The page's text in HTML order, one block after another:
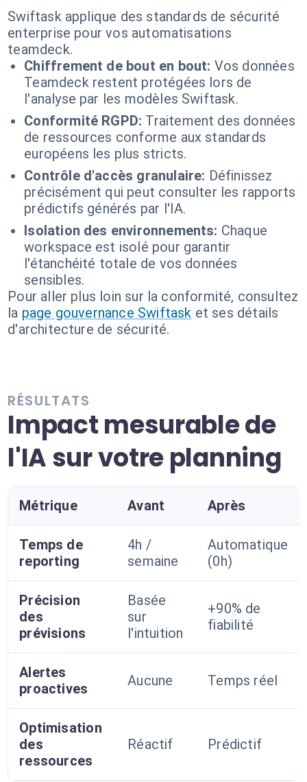
Swiftask applique des standards de sécurité
enterprise pour vos automatisations
teamdeck.
Chiffrement de bout en bout: Vos données
Teamdeck restent protégées lors de
l'analyse par les modèles Swiftask.
Conformité RGPD: Traitement des données
de ressources conforme aux standards
européens les plus stricts.
Contrôle d'accès granulaire: Définissez
précisément qui peut consulter les rapports
prédictifs générés par l'IA.
Isolation des environnements: Chaque
workspace est isolé pour garantir
l'étanchéité totale de vos données
sensibles.
Pour aller plus loin sur la conformité, consultez
la page gouvernance Swiftask et ses détails
d'architecture de sécurité.
RÉSULTATS
Impact mesurable de
l'IA sur votre planning
Métrique Avant Après
Temps de
reporting
4h /
semaine
Automatique
(0h)
Précision
des
prévisions
Basée
sur
l'intuition
+90% de
fiabilité
Alertes
proactives
Aucune Temps réel
Optimisation
des
ressources
Réactif Prédictif